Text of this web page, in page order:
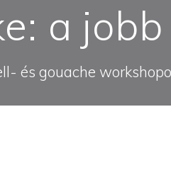
a
és gouache